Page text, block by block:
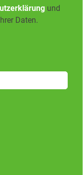
und
Daten.